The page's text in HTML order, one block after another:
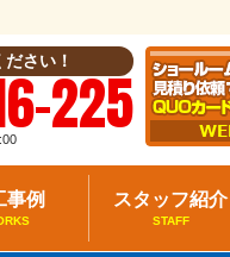
さい！
225
事例 スタッフ紹介
STAFF